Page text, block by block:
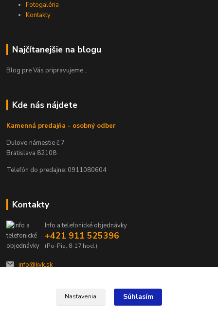
Fotogaléria
Kontakty
Najčítanejšie na blogu
Blog pre Vás pripravujeme...
Kde nás nájdete
Kamenná predajňa - osobný odber
Dulovo námestie č.7
Bratislava 82108
Telefón do predajne: 0911080604
Kontakty
Info a telefonické objednávky
+421 911 525396
(Po-Pia, 8-17 hod.)
info@kvk.sk
Nastavenia Súhlasím